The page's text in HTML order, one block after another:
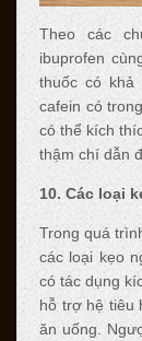
Theo các
ibuprofen
thuốc có khả
cafein có
có thể kích
thậm chí dẫn
10. Các loại
Trong quá
các loại kẹo
có tác dụng
hỗ trợ hệ tiêu
ăn uống.